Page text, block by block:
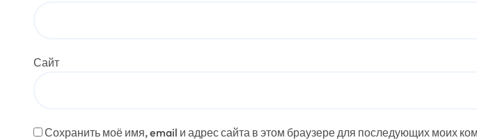
Сайт
Сохранить моё имя, email и адрес сайта в этом браузере для последующих моих